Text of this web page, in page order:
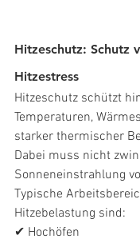
Hitzeschutz: Schutz
Hitzestress
Hitzeschutz schützt
Temperaturen,
starker thermischer
Dabei muss nicht
Sonneneinstrahlung
Typische
Hitzebelastung sind:
✔ Hochöfen